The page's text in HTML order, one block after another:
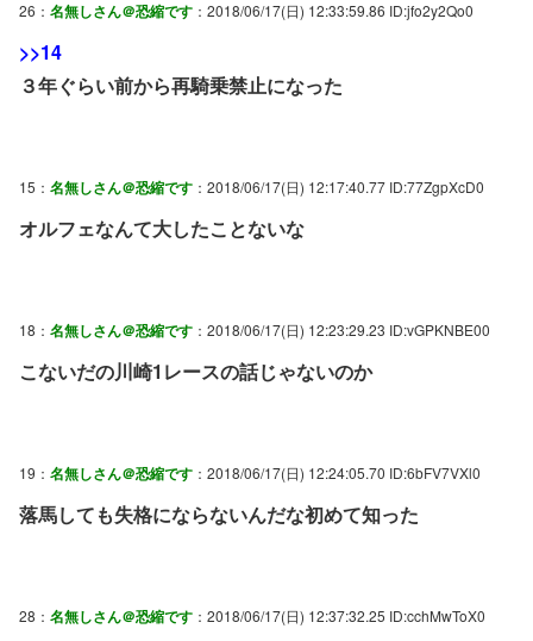
26： 名無しさん＠恐縮です ：2018/06/17(日) 12:33:59.86 ID:jfo2y2Qo0
>>14
３年ぐらい前から再騎乗禁止になった
15： 名無しさん＠恐縮です ：2018/06/17(日) 12:17:40.77 ID:77ZgpXcD0
オルフェなんて大したことないな
18： 名無しさん＠恐縮です ：2018/06/17(日) 12:23:29.23 ID:vGPKNBE00
こないだの川崎1レースの話じゃないのか
19： 名無しさん＠恐縮です ：2018/06/17(日) 12:24:05.70 ID:6bFV7VXl0
落馬しても失格にならないんだな初めて知った
28： 名無しさん＠恐縮です ：2018/06/17(日) 12:37:32.25 ID:cchMwToX0